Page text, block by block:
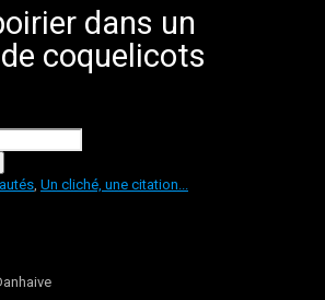
dans un
coquelicots
Un cliché, une citation...